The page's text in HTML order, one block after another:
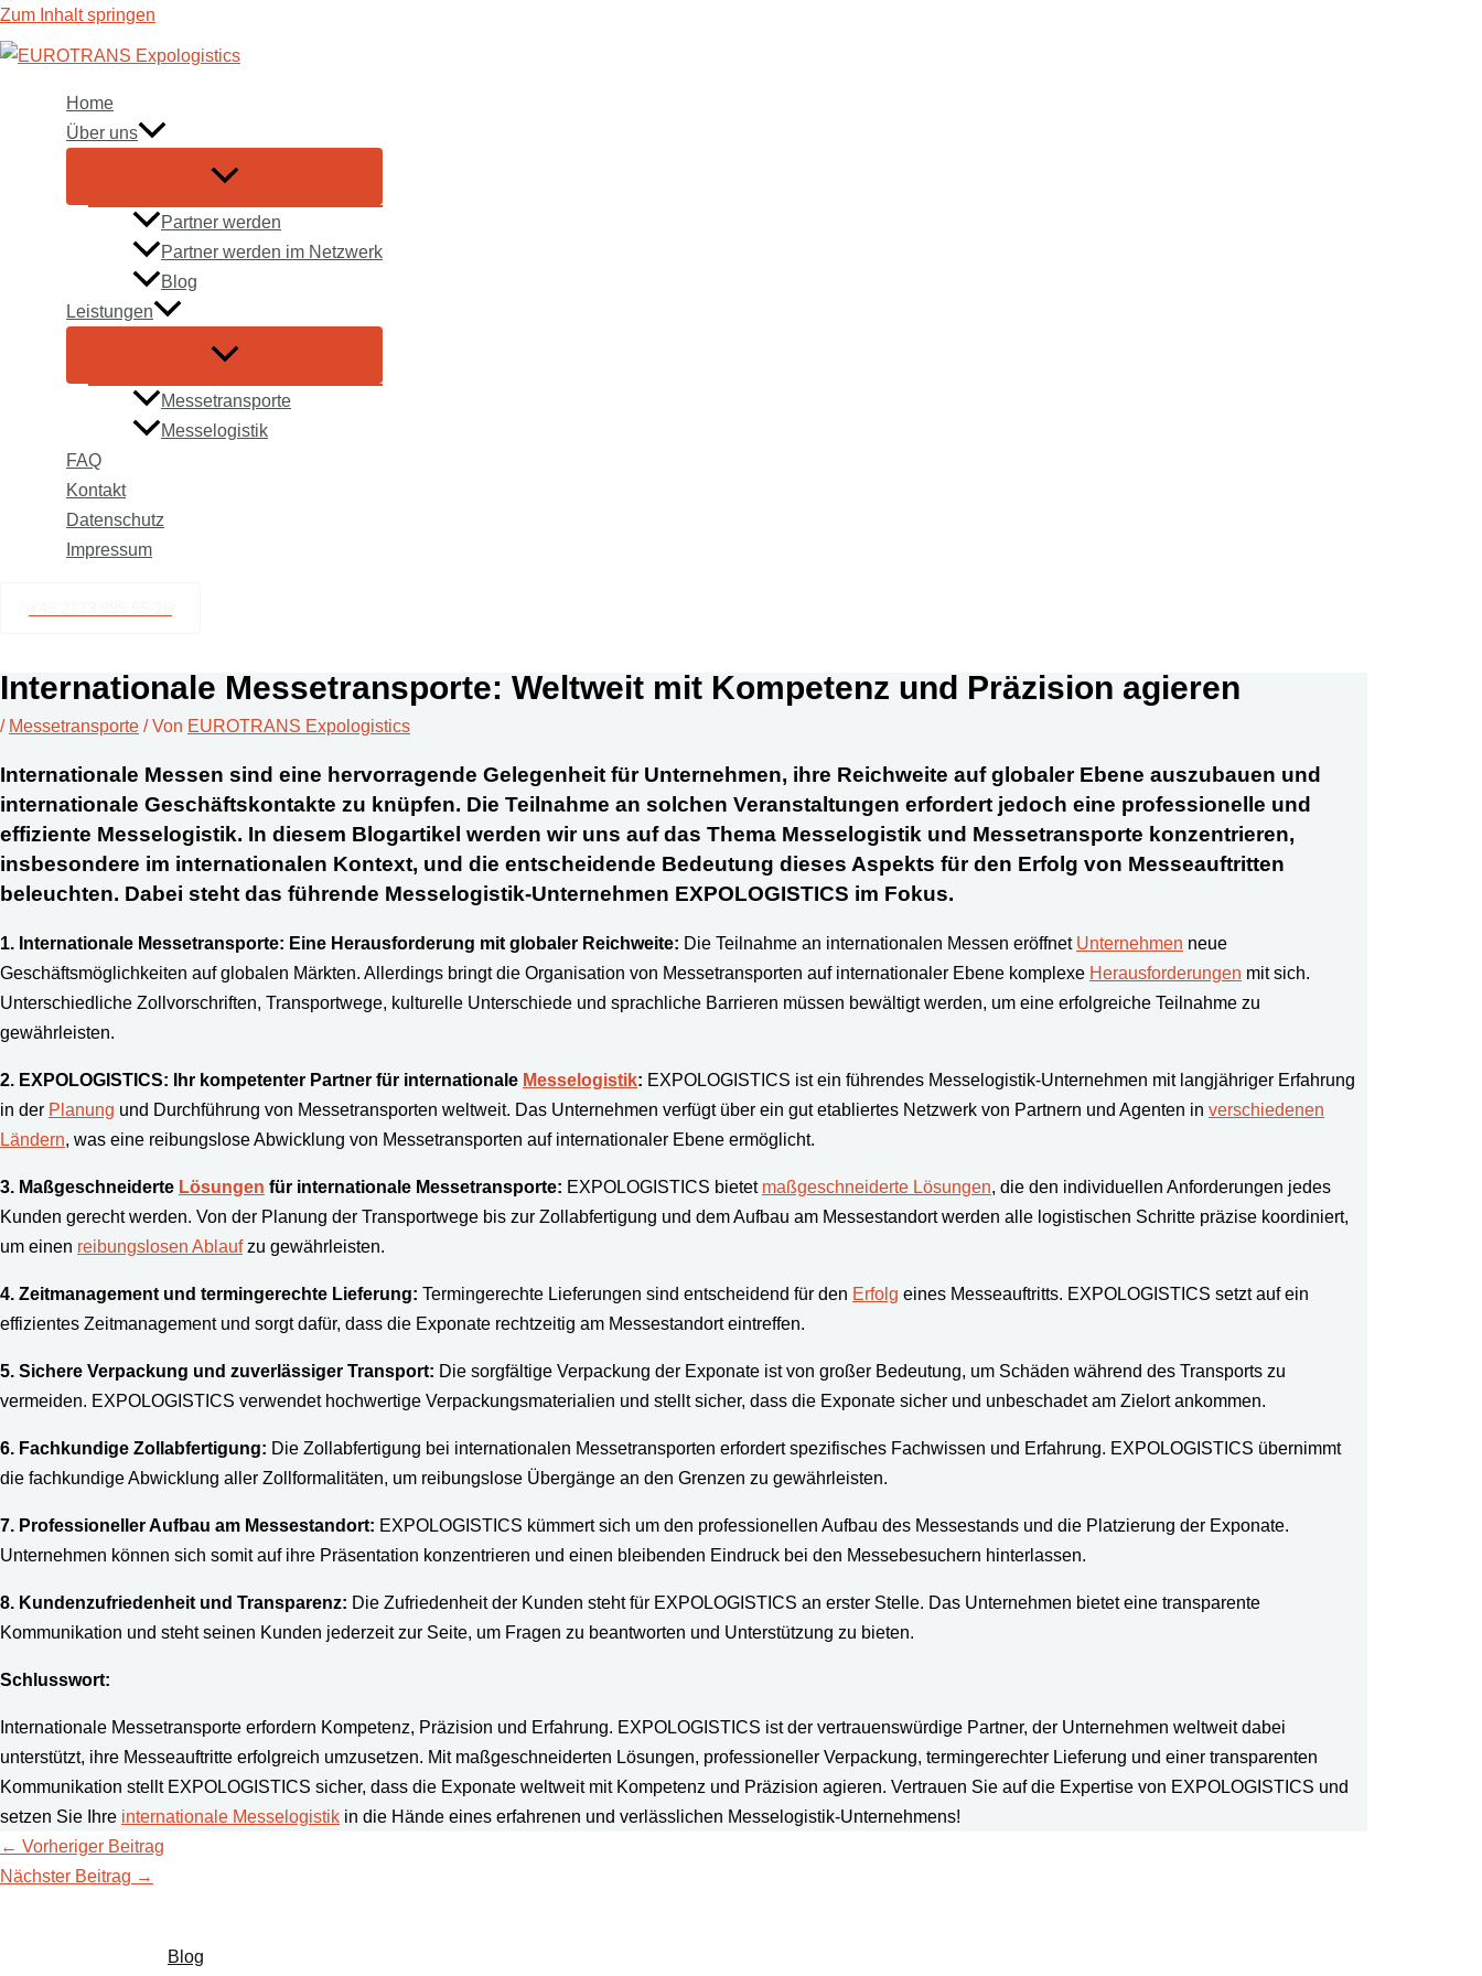
Zum Inhalt springen
Home
Über uns
Partner werden
Partner werden im Netzwerk
Blog
Leistungen
Messetransporte
Messelogistik
FAQ
Kontakt
Datenschutz
Impressum
Internationale Messetransporte: Weltweit mit Kompetenz und Präzision agieren
/ Messetransporte / Von EUROTRANS Expologistics
Internationale Messen sind eine hervorragende Gelegenheit für Unternehmen, ihre Reichweite auf globaler Ebene auszubauen und
internationale Geschäftskontakte zu knüpfen. Die Teilnahme an solchen Veranstaltungen erfordert jedoch eine professionelle und
effiziente Messelogistik. In diesem Blogartikel werden wir uns auf das Thema Messelogistik und Messetransporte konzentrieren,
insbesondere im internationalen Kontext, und die entscheidende Bedeutung dieses Aspekts für den Erfolg von Messeauftritten
beleuchten. Dabei steht das führende Messelogistik-Unternehmen EXPOLOGISTICS im Fokus.
1. Internationale Messetransporte: Eine Herausforderung mit globaler Reichweite: Die Teilnahme an internationalen Messen eröffnet Unternehmen neue
Geschäftsmöglichkeiten auf globalen Märkten. Allerdings bringt die Organisation von Messetransporten auf internationaler Ebene komplexe Herausforderungen mit sich.
Unterschiedliche Zollvorschriften, Transportwege, kulturelle Unterschiede und sprachliche Barrieren müssen bewältigt werden, um eine erfolgreiche Teilnahme zu
gewährleisten.
2. EXPOLOGISTICS: Ihr kompetenter Partner für internationale Messelogistik: EXPOLOGISTICS ist ein führendes Messelogistik-Unternehmen mit langjähriger Erfahrung
in der Planung und Durchführung von Messetransporten weltweit. Das Unternehmen verfügt über ein gut etabliertes Netzwerk von Partnern und Agenten in verschiedenen
Ländern, was eine reibungslose Abwicklung von Messetransporten auf internationaler Ebene ermöglicht.
3. Maßgeschneiderte Lösungen für internationale Messetransporte: EXPOLOGISTICS bietet maßgeschneiderte Lösungen, die den individuellen Anforderungen jedes
Kunden gerecht werden. Von der Planung der Transportwege bis zur Zollabfertigung und dem Aufbau am Messestandort werden alle logistischen Schritte präzise koordiniert,
um einen reibungslosen Ablaufzu gewährleisten.
4. Zeitmanagement und termingerechte Lieferung: Termingerechte Lieferungen sind entscheidend für den Erfolg eines Messeauftritts. EXPOLOGISTICS setzt auf ein
effizientes Zeitmanagement und sorgt dafür, dass die Exponate rechtzeitig am Messestandort eintreffen.
5. Sichere Verpackung und zuverlässiger Transport: Die sorgfältige Verpackung der Exponate ist von großer Bedeutung, um Schäden während des Transports zu
vermeiden. EXPOLOGISTICS verwendet hochwertige Verpackungsmaterialien und stellt sicher, dass die Exponate sicher und unbeschadet am Zielort ankommen.
6. Fachkundige Zollabfertigung: Die Zollabfertigung bei internationalen Messetransporten erfordert spezifisches Fachwissen und Erfahrung. EXPOLOGISTICS übernimmt
die fachkundige Abwicklung aller Zollformalitäten, um reibungslose Übergänge an den Grenzen zu gewährleisten.
7. Professioneller Aufbau am Messestandort: EXPOLOGISTICS kümmert sich um den professionellen Aufbau des Messestands und die Platzierung der Exponate.
Unternehmen können sich somit auf ihre Präsentation konzentrieren und einen bleibenden Eindruck bei den Messebesuchern hinterlassen.
8. Kundenzufriedenheit und Transparenz: Die Zufriedenheit der Kunden steht für EXPOLOGISTICS an erster Stelle. Das Unternehmen bietet eine transparente
Kommunikation und steht seinen Kunden jederzeit zur Seite, um Fragen zu beantworten und Unterstützung zu bieten.
Schlusswort:
Internationale Messetransporte erfordern Kompetenz, Präzision und Erfahrung. EXPOLOGISTICS ist der vertrauenswürdige Partner, der Unternehmen weltweit dabei
unterstützt, ihre Messeauftritte erfolgreich umzusetzen. Mit maßgeschneiderten Lösungen, professioneller Verpackung, termingerechter Lieferung und einer transparenten
Kommunikation stellt EXPOLOGISTICS sicher, dass die Exponate weltweit mit Kompetenz und Präzision agieren. Vertrauen Sie auf die Expertise von EXPOLOGISTICS und
setzen Sie Ihre internationale Messelogistik in die Hände eines erfahrenen und verlässlichen Messelogistik-Unternehmens!
← Vorheriger Beitrag
Nächster Beitrag →
Blog